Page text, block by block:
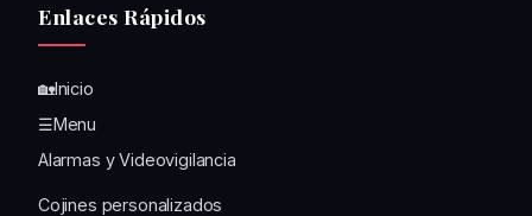
Enlaces Rápidos
🏡Inicio
☰Menu
Alarmas y Videovigilancia
Cojines personalizados